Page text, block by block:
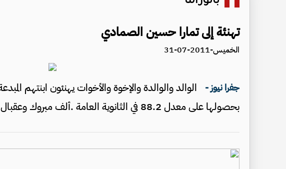
تهنئة إلى تمارا حسين الصمادي
الخميس-2011-07-31
جفرا نيوز -
الوالد والوالدة والإخوة والأخوات يهنئون ابنتهم
بحصولها على معدل 88.2 في الثانوية العامة .ألف مبروك وعقبال الدكتوراه والحمد لله.